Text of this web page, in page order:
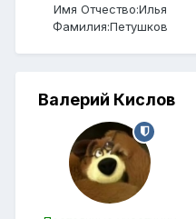
Имя Отчество:Илья
Фамилия:Петушков
Валерий Кислов